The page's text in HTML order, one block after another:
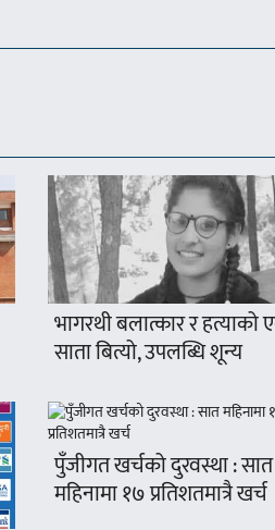
भागरथी बलात्कार र हत्याको
साता बित्यो, उपलब्धि शून्य
पुँजीगत खर्चको दुरवस्था : सात
महिनामा १७ प्रतिशतमात्रै खर्च